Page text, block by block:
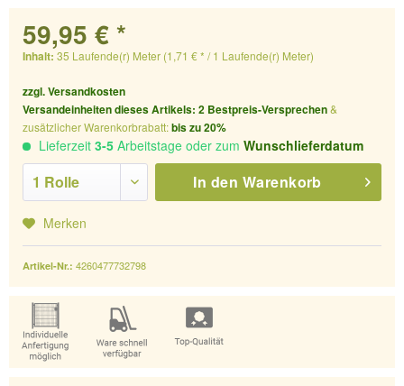
59,95 € *
Inhalt: 35 Laufende(r) Meter (1,71 € * / 1 Laufende(r) Meter)
zzgl. Versandkosten
Versandeinheiten dieses Artikels: 2 Bestpreis-Versprechen&
zusätzlicher Warenkorbrabatt:bis zu 20%
Lieferzeit 3-5 Arbeitstage oder zum Wunschlieferdatum
In den Warenkorb
Merken
Artikel-Nr.: 4260477732798